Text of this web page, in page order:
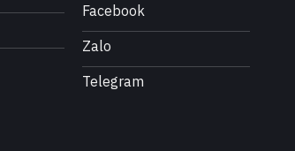
Facebook
Zalo
Telegram